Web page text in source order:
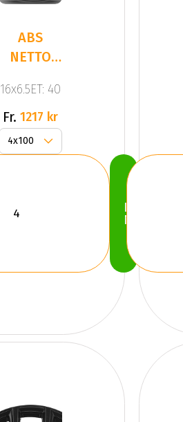
ABS
NETTO
BLACK
GLOSS
16x6.5ET: 40
Fr. 1217 kr
Köp
Nu